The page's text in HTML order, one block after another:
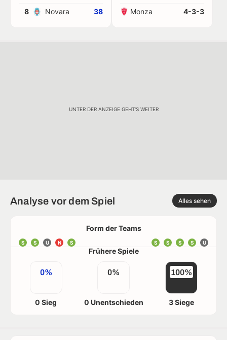
8
Novara 38
Monza
4-3-3
UNTER DER ANZEIGE GEHT'S WEITER
Analyse vor dem Spiel Alles sehen
Form der Teams
S S U N S U
S
S
S
S
Frühere Spiele
0%
0 Sieg
0%
0 Unentschieden
100%
3 Siege